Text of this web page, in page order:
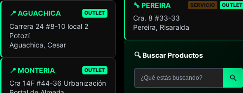
📍 AGUACHICA OUTLET
Carrera 24 #8-10 local 2
Potozí
Aguachica, Cesar
📍 MONTERIA OUTLET
Cra 14F #44-36 Urbanización
🔧 PEREIRA SERVICIO OUTLET
Cra. 8 #33-33
Pereira, Risaralda
🔍 Buscar Productos